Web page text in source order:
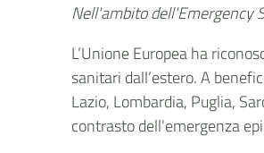
Nell'ambito dell'Emergency
L’Unione Europea ha
sanitari dall’estero. A
Lazio, Lombardia, Puglia,
contrasto dell'emergenza